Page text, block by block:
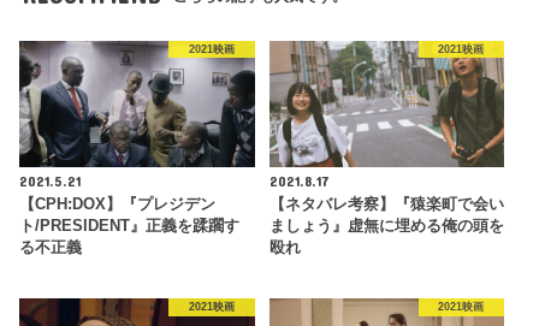
2021映画
2021.5.21
【CPH:DOX】『プレジデン
ト/PRESIDENT』正義を蹂躙す
る不正義
2021映画
2021.8.17
【ネタバレ考察】『猿楽町で会い
ましょう』虚無に埋める俺の頭を
殴れ
2021映画 2021映画